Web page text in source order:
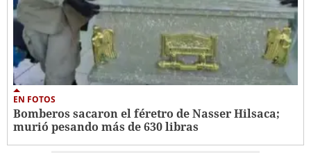
EN FOTOS
Bomberos sacaron el féretro de Nasser Hilsaca;
murió pesando más de 630 libras